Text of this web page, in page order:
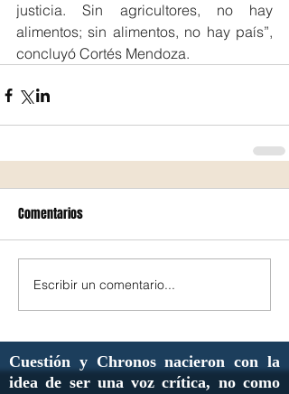
justicia. Sin agricultores, no hay
alimentos; sin alimentos, no hay país”,
concluyó Cortés Mendoza.
Comentarios
Escribir un comentario...
Cuestión y Chronos nacieron con la
idea de ser una voz crítica, no como